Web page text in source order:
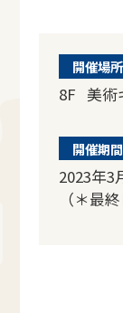
開催場所
8F 美術
開催期間
2023年3
（＊最